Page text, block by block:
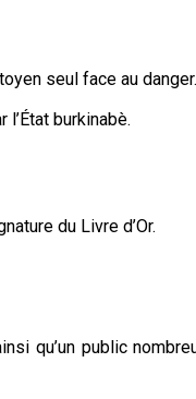
seul face au danger.
burkinabè.
du Livre d’Or.
qu’un public